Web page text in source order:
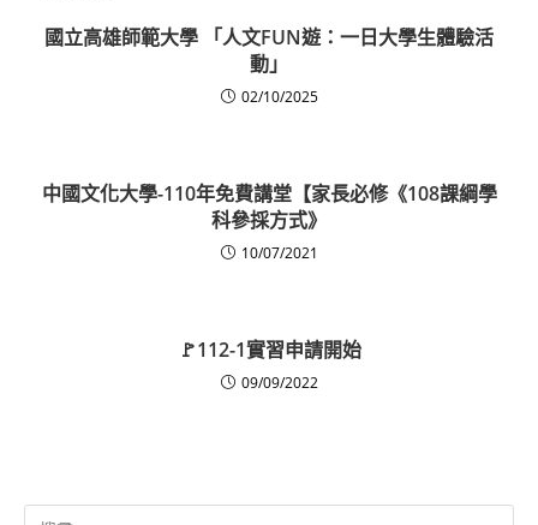
國立高雄師範大學 「人文FUN遊：一日大學生體驗活
動」
02/10/2025
中國文化大學-110年免費講堂【家長必修《108課綱學
科參採方式》
10/07/2021
🚩112-1實習申請開始
09/09/2022
Search